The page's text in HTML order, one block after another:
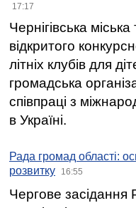
17:17
Чернігівська
відкритого
літніх клубів для
громадська
співпраці з
в Україні.
Рада громад області:
розвитку
16:55
Чергове засідання